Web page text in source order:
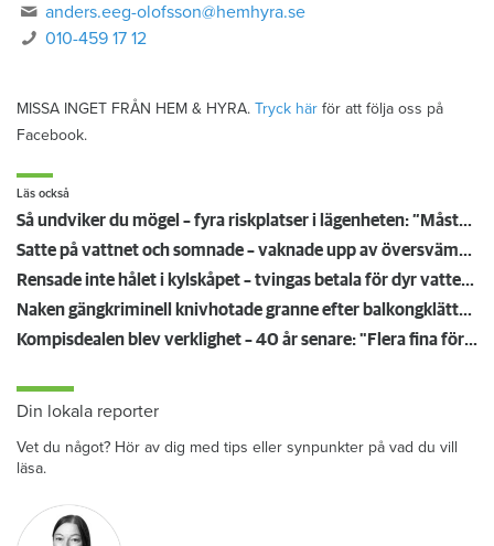
anders.eeg-olofsson@hemhyra.se
010-459 17 12
MISSA INGET FRÅN HEM & HYRA. Tryck här för att följa oss på
Facebook.
Läs också
Så undviker du mögel – fyra riskplatser i lägenheten: ”Måste städa bort”
Satte på vattnet och somnade – vaknade upp av översvämning hos grannen
Rensade inte hålet i kylskåpet – tvingas betala för dyr vattenskada
Naken gängkriminell knivhotade granne efter balkongklättring
Kompisdealen blev verklighet – 40 år senare: "Flera fina fördelar med att dela bostad"
Din lokala reporter
Vet du något? Hör av dig med tips eller synpunkter på vad du vill
läsa.